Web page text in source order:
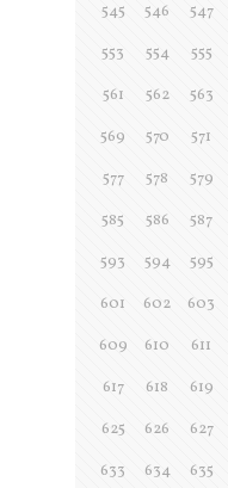
545
546 547
553
554 555
561
562 563
569
570 571
577
578 579
585
586 587
593
594 595
601
602 603
609
610 611
617
618 619
625
626 627
633
634 635